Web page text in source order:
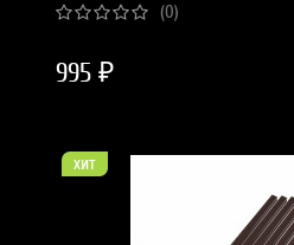
(0)
995 ₽
хит